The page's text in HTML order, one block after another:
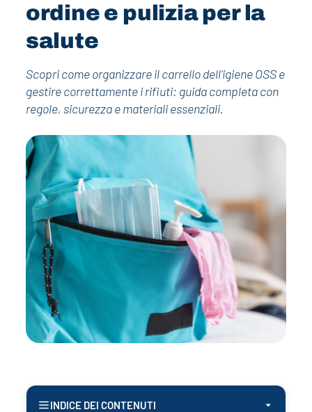
ordine e pulizia per la
salute
Scopri come organizzare il carrello dell'igiene OSS e
gestire correttamente i rifiuti: guida completa con
regole, sicurezza e materiali essenziali.
INDICE DEI CONTENUTI